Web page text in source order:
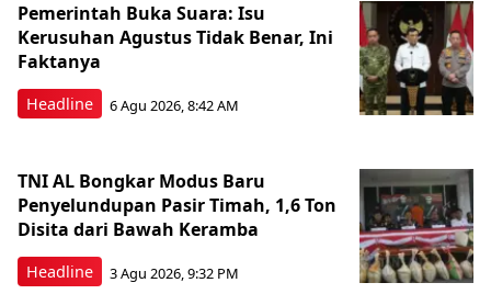
Headline
Pemerintah Buka Suara: Isu
Kerusuhan Agustus Tidak Benar, Ini
Faktanya
6 Agu 2026, 8:42 AM
Headline
TNI AL Bongkar Modus Baru
Penyelundupan Pasir Timah, 1,6 Ton
Disita dari Bawah Keramba
3 Agu 2026, 9:32 PM